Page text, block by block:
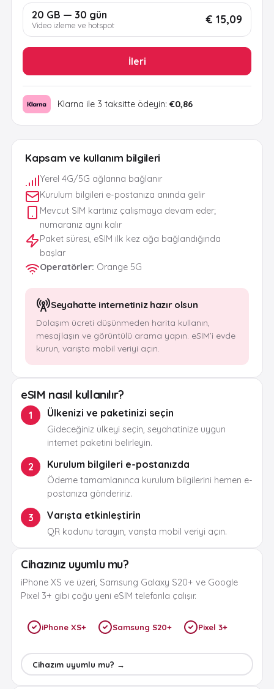
Kapsam ve kullanım bilgileri
Yerel 4G/5G ağlarına bağlanır
Kurulum bilgileri e-postanıza anında gelir
Mevcut SIM kartınız çalışmaya devam eder;
numaranız aynı kalır
Paket süresi, eSIM ilk kez ağa bağlandığında
başlar
Operatörler: Orange 5G
Seyahatte internetiniz hazır olsun
Dolaşım ücreti düşünmeden harita kullanın,
mesajlaşın ve görüntülü arama yapın. eSIM’i evde
kurun, varışta mobil veriyi açın.
eSIM nasıl kullanılır?
1 Ülkenizi ve paketinizi seçin
Gideceğiniz ülkeyi seçin, seyahatinize uygun
internet paketini belirleyin.
2 Kurulum bilgileri e-postanızda
Ödeme tamamlanınca kurulum bilgilerini hemen e-
postanıza göndeririz.
3 Varışta etkinleştirin
QR kodunu tarayın, varışta mobil veriyi açın.
Cihazınız uyumlu mu?
iPhone XS ve üzeri, Samsung Galaxy S20+ ve Google
Pixel 3+ gibi çoğu yeni eSIM telefonla çalışır.
iPhone XS+ Samsung S20+ Pixel 3+
Cihazım uyumlu mu? →
20 GB — 30 gün
Video izleme ve hotspot € 15,09
İleri
Klarna ile 3 taksitte ödeyin: €0,86